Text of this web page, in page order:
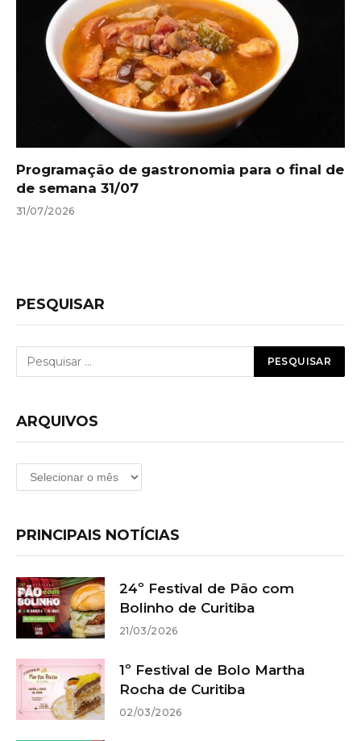
Programação de gastronomia para o final de
de semana 31/07
31/07/2026
PESQUISAR
ARQUIVOS
Arquivos
PRINCIPAIS NOTÍCIAS
24º Festival de Pão com
Bolinho de Curitiba
21/03/2026
1º Festival de Bolo Martha
Rocha de Curitiba
02/03/2026